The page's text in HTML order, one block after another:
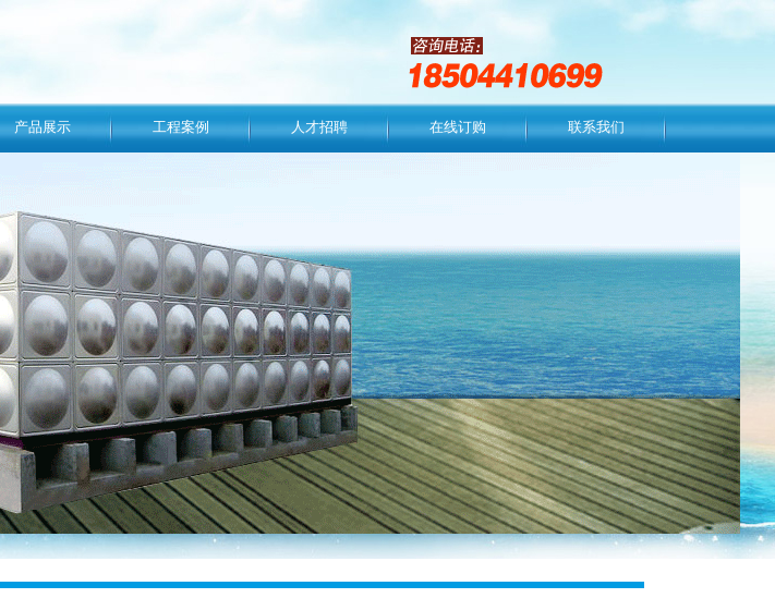
产品展示 工程案例 人才招聘 在线订购 联系我们